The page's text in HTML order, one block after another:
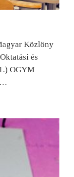
Közlöny
és
OGYM